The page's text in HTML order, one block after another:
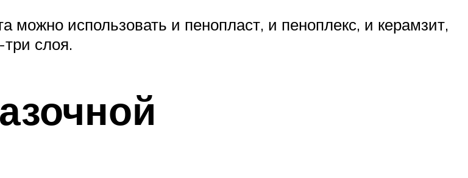
можно использовать и пенопласт, и пеноплекс, и керамзит,
слоя.